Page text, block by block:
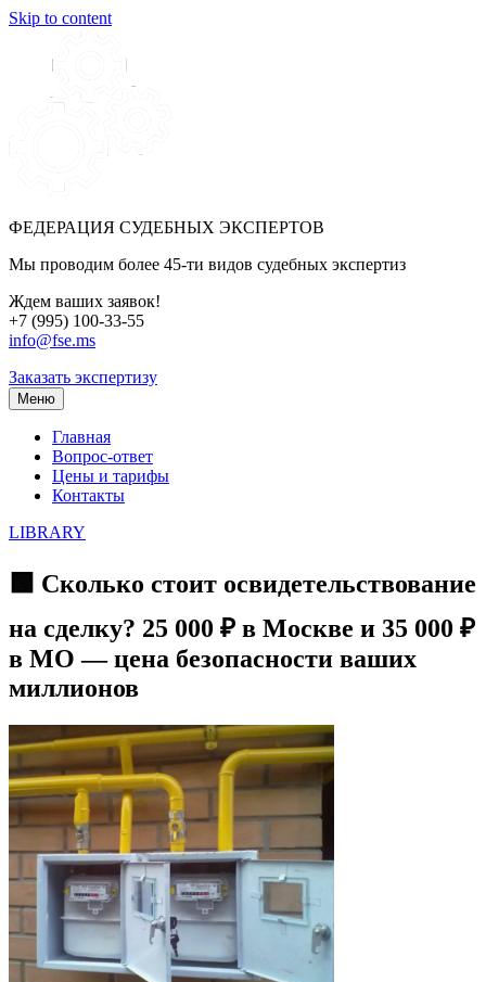
Skip to content
ФЕДЕРАЦИЯ СУДЕБНЫХ ЭКСПЕРТОВ
Мы проводим более 45-ти видов судебных экспертиз
Ждем ваших заявок!
+7 (995) 100-33-55
info@fse.ms
Заказать экспертизу
Меню
Главная
Вопрос-ответ
Цены и тарифы
Контакты
LIBRARY
🟩 Сколько стоит освидетельствование
на сделку? 25 000 ₽ в Москве и 35 000 ₽
в МО — цена безопасности ваших
миллионов